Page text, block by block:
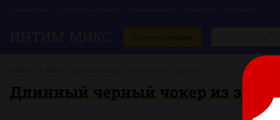
Каталог товаров
Длинный черный
Длинный черный чокер из